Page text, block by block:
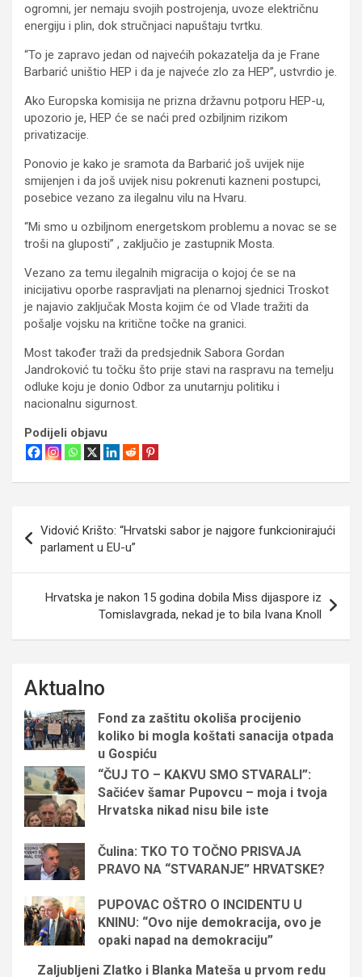
ogromni, jer nemaju svojih postrojenja, uvoze električnu
energiju i plin, dok stručnjaci napuštaju tvrtku.
“To je zapravo jedan od najvećih pokazatelja da je Frane
Barbarić uništio HEP i da je najveće zlo za HEP”, ustvrdio je.
Ako Europska komisija ne prizna državnu potporu HEP-u,
upozorio je, HEP će se naći pred ozbiljnim rizikom
privatizacije.
Ponovio je kako je sramota da Barbarić još uvijek nije
smijenjen i da još uvijek nisu pokrenuti kazneni postupci,
posebice vezano za ilegalnu vilu na Hvaru.
“Mi smo u ozbiljnom energetskom problemu a novac se se
troši na gluposti” , zaključio je zastupnik Mosta.
Vezano za temu ilegalnih migracija o kojoj će se na
inicijativu oporbe raspravljati na plenarnoj sjednici Troskot
je najavio zaključak Mosta kojim će od Vlade tražiti da
pošalje vojsku na kritične točke na granici.
Most također traži da predsjednik Sabora Gordan
Jandroković tu točku što prije stavi na raspravu na temelju
odluke koju je donio Odbor za unutarnju politiku i
nacionalnu sigurnost.
Podijeli objavu
objava
Vidović Krišto: “Hrvatski sabor je najgore funkcionirajući
parlament u EU-u”
Hrvatska je nakon 15 godina dobila Miss dijaspore iz
Tomislavgrada, nekad je to bila Ivana Knoll
Aktualno
Fond za zaštitu okoliša procijenio
koliko bi mogla koštati sanacija otpada
u Gospiću
“ČUJ TO – KAKVU SMO STVARALI”:
Sačićev šamar Pupovcu – moja i tvoja
Hrvatska nikad nisu bile iste
Čulina: TKO TO TOČNO PRISVAJA
PRAVO NA “STVARANJE” HRVATSKE?
PUPOVAC OŠTRO O INCIDENTU U
KNINU: “Ovo nije demokracija, ovo je
opaki napad na demokraciju”
Zaljubljeni Zlatko i Blanka Mateša u prvom redu